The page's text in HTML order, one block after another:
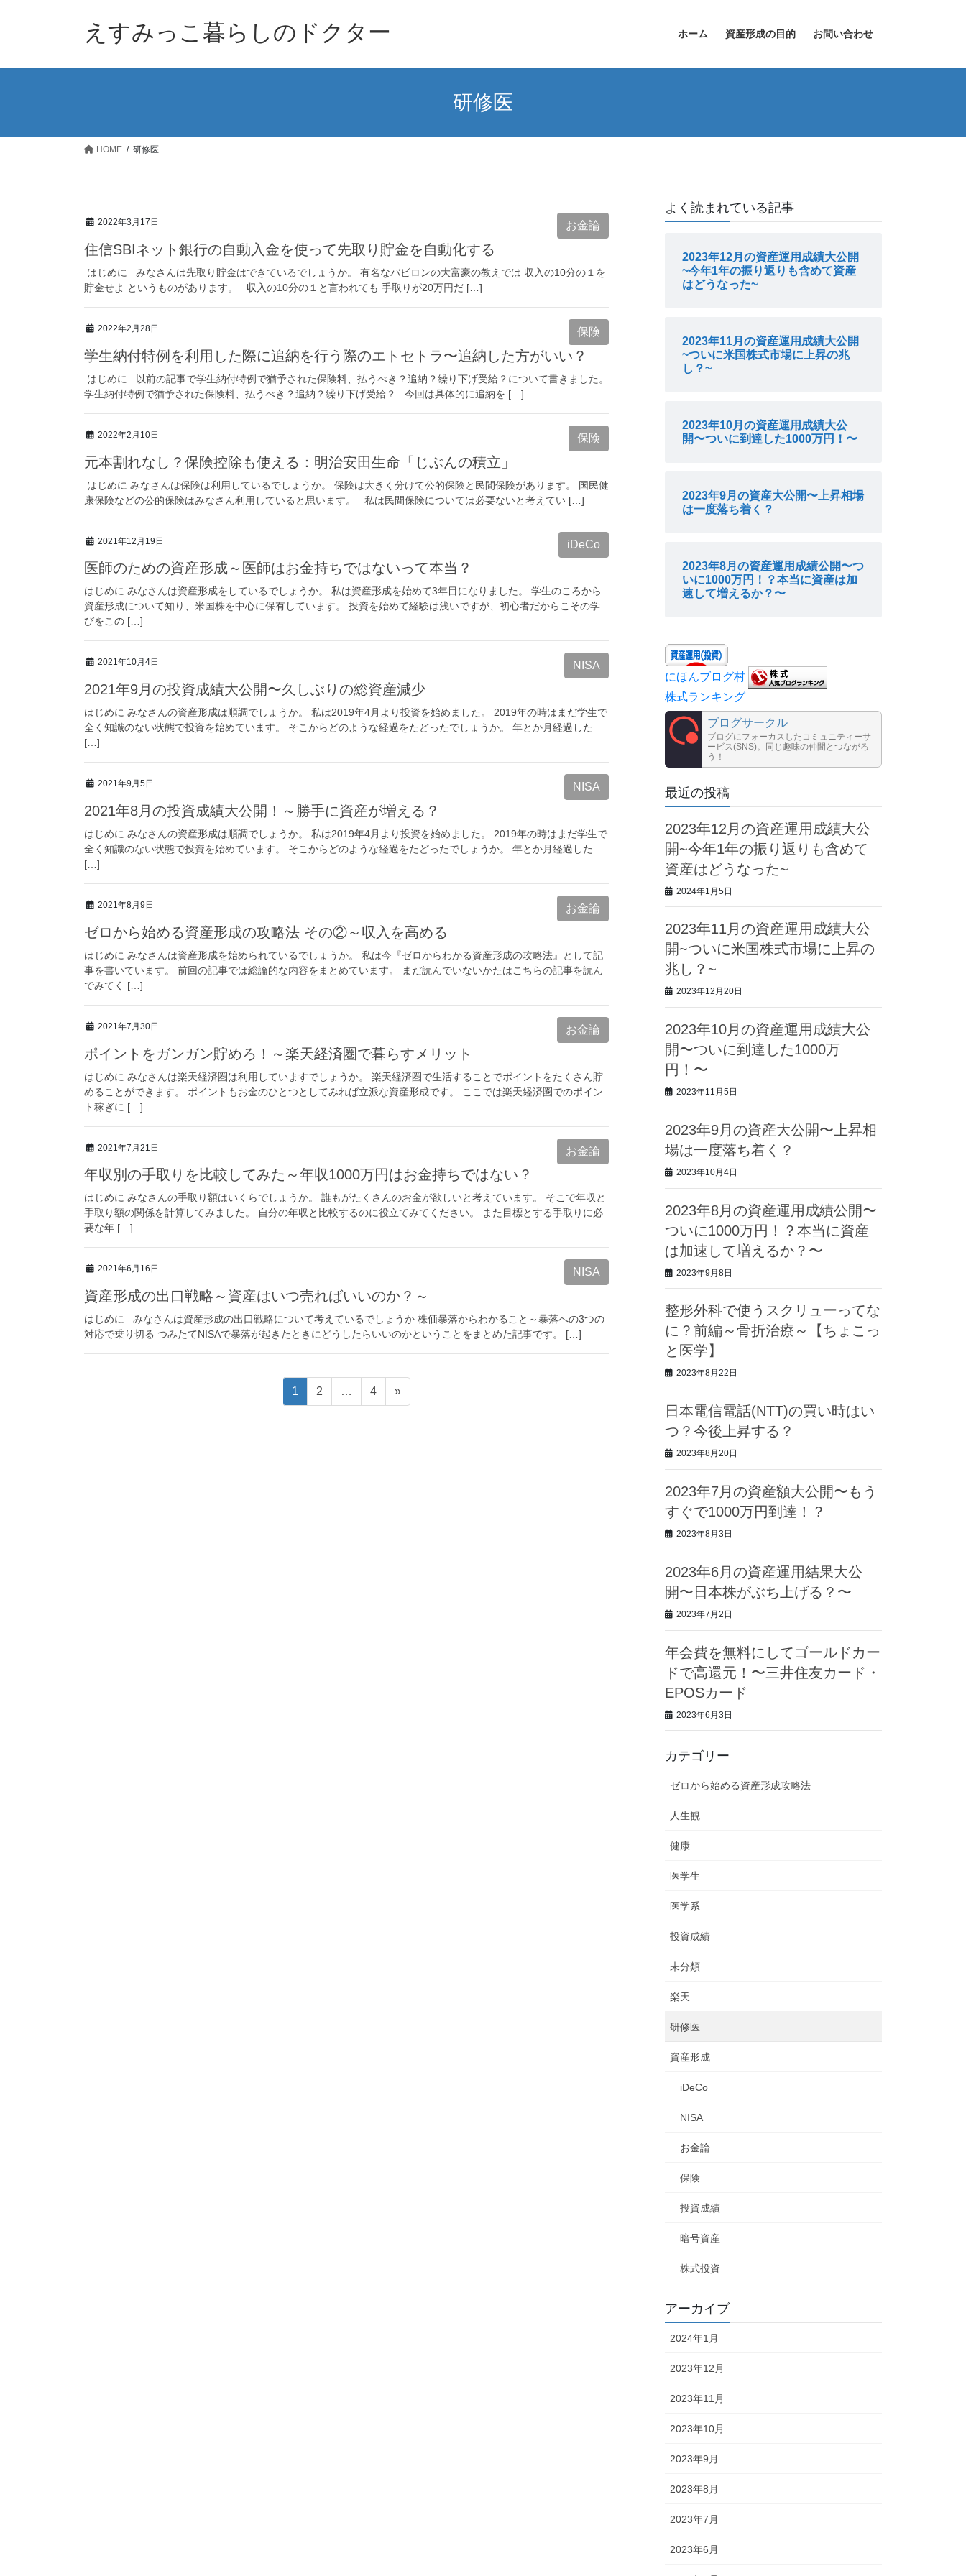
えすみっこ暮らしのドクター ホーム 資産形成の目的 お問い合わせ
研修医
HOME 研修医
2022年3月17日 お金論
住信SBIネット銀行の自動入金を使って先取り貯金を自動化する
はじめに みなさんは先取り貯金はできているでしょうか。 有名なバビロンの大富豪の教えでは 収入の10分の１を
貯金せよ というものがあります。 収入の10分の１と言われても 手取りが20万円だ […]
2022年2月28日 保険
学生納付特例を利用した際に追納を行う際のエトセトラ〜追納した方がいい？
はじめに 以前の記事で学生納付特例で猶予された保険料、払うべき？追納？繰り下げ受給？について書きました。
学生納付特例で猶予された保険料、払うべき？追納？繰り下げ受給？ 今回は具体的に追納を […]
2022年2月10日 保険
元本割れなし？保険控除も使える：明治安田生命「じぶんの積立」
はじめに みなさんは保険は利用しているでしょうか。 保険は大きく分けて公的保険と民間保険があります。 国民健
康保険などの公的保険はみなさん利用していると思います。 私は民間保険については必要ないと考えてい […]
2021年12月19日 iDeCo
医師のための資産形成～医師はお金持ちではないって本当？
はじめに みなさんは資産形成をしているでしょうか。 私は資産形成を始めて3年目になりました。 学生のころから
資産形成について知り、米国株を中心に保有しています。 投資を始めて経験は浅いですが、初心者だからこその学
びをこの […]
2021年10月4日 NISA
2021年9月の投資成績大公開〜久しぶりの総資産減少
はじめに みなさんの資産形成は順調でしょうか。 私は2019年4月より投資を始めました。 2019年の時はまだ学生で
全く知識のない状態で投資を始めています。 そこからどのような経過をたどったでしょうか。 年とか月経過した
[…]
2021年9月5日 NISA
2021年8月の投資成績大公開！～勝手に資産が増える？
はじめに みなさんの資産形成は順調でしょうか。 私は2019年4月より投資を始めました。 2019年の時はまだ学生で
全く知識のない状態で投資を始めています。 そこからどのような経過をたどったでしょうか。 年とか月経過した
[…]
2021年8月9日 お金論
ゼロから始める資産形成の攻略法 その②～収入を高める
はじめに みなさんは資産形成を始められているでしょうか。 私は今『ゼロからわかる資産形成の攻略法』として記
事を書いています。 前回の記事では総論的な内容をまとめています。 まだ読んでいないかたはこちらの記事を読ん
でみてく […]
2021年7月30日 お金論
ポイントをガンガン貯めろ！～楽天経済圏で暮らすメリット
はじめに みなさんは楽天経済圏は利用していますでしょうか。 楽天経済圏で生活することでポイントをたくさん貯
めることができます。 ポイントもお金のひとつとしてみれば立派な資産形成です。 ここでは楽天経済圏でのポイン
ト稼ぎに […]
2021年7月21日 お金論
年収別の手取りを比較してみた～年収1000万円はお金持ちではない？
はじめに みなさんの手取り額はいくらでしょうか。 誰もがたくさんのお金が欲しいと考えています。 そこで年収と
手取り額の関係を計算してみました。 自分の年収と比較するのに役立てみてください。 また目標とする手取りに必
要な年 […]
2021年6月16日 NISA
資産形成の出口戦略～資産はいつ売ればいいのか？～
はじめに みなさんは資産形成の出口戦略について考えているでしょうか 株価暴落からわかること～暴落への3つの
対応で乗り切る つみたてNISAで暴落が起きたときにどうしたらいいのかということをまとめた記事です。 […]
固
定
1
固
定
2 …
固
定
4 »
よく読まれている記事
2023年12月の資産運用成績大公開
~今年1年の振り返りも含めて資産
はどうなった~
2023年11月の資産運用成績大公開
~ついに米国株式市場に上昇の兆
し？~
2023年10月の資産運用成績大公
開〜ついに到達した1000万円！〜
2023年9月の資産大公開〜上昇相場
は一度落ち着く？
2023年8月の資産運用成績公開〜つ
いに1000万円！？本当に資産は加
速して増えるか？〜
にほんブログ村
株式ランキング
ブログサークル
ブログにフォーカスしたコミュニティーサ
ービス(SNS)。同じ趣味の仲間とつながろ
う！
最近の投稿
2023年12月の資産運用成績大公
開~今年1年の振り返りも含めて
資産はどうなった~
2024年1月5日
2023年11月の資産運用成績大公
開~ついに米国株式市場に上昇の
兆し？~
2023年12月20日
2023年10月の資産運用成績大公
開〜ついに到達した1000万
円！〜
2023年11月5日
2023年9月の資産大公開〜上昇相
場は一度落ち着く？
2023年10月4日
2023年8月の資産運用成績公開〜
ついに1000万円！？本当に資産
は加速して増えるか？〜
2023年9月8日
整形外科で使うスクリューってな
に？前編～骨折治療～【ちょこっ
と医学】
2023年8月22日
日本電信電話(NTT)の買い時はい
つ？今後上昇する？
2023年8月20日
2023年7月の資産額大公開〜もう
すぐで1000万円到達！？
2023年8月3日
2023年6月の資産運用結果大公
開〜日本株がぶち上げる？〜
2023年7月2日
年会費を無料にしてゴールドカー
ドで高還元！〜三井住友カード・
EPOSカード
2023年6月3日
カテゴリー
ゼロから始める資産形成攻略法
人生観
健康
医学生
医学系
投資成績
未分類
楽天
研修医
資産形成
iDeCo
NISA
お金論
保険
投資成績
暗号資産
株式投資
アーカイブ
2024年1月
2023年12月
2023年11月
2023年10月
2023年9月
2023年8月
2023年7月
2023年6月